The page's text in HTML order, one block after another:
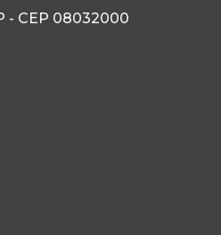
- CEP 08032000